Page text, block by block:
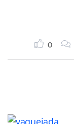
0